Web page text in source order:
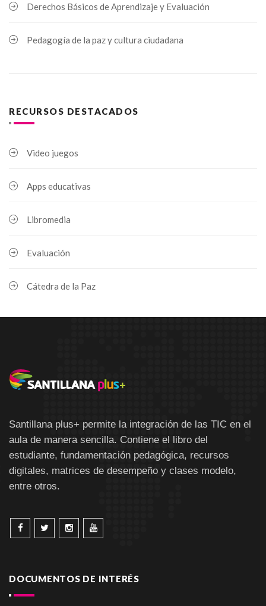
Derechos Básicos de Aprendizaje y Evaluación
Pedagogía de la paz y cultura ciudadana
RECURSOS DESTACADOS
Video juegos
Apps educativas
Libromedia
Evaluación
Cátedra de la Paz
Santillana plus+ permite la integración de las TIC en el
aula de manera sencilla. Contiene el libro del
estudiante, fundamentación pedagógica, recursos
digitales, matrices de desempeño y clases modelo,
entre otros.
DOCUMENTOS DE INTERÉS